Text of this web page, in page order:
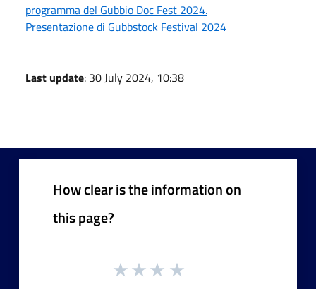
programma del Gubbio Doc Fest 2024.
Presentazione di Gubbstock Festival 2024
Last update: 30 July 2024, 10:38
How clear is the information on
this page?